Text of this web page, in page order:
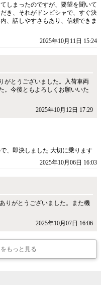
しまったのですが、要望を聞いて
き、それがドンピシャで、すぐ決
、話しやすさもあり、信頼できま
2025年10月11日 15:24
がとうございました。入荷車両
。今後ともよろしくお願いいた
2025年10月12日 17:29
、即決しました 大切に乗ります
2025年10月06日 16:03
りがとうございました。また機
2025年10月07日 16:06
もっと見る